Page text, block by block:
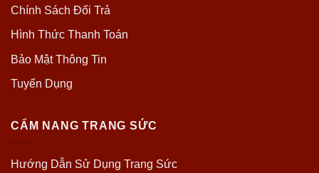
Chính Sách Đổi Trả
Hình Thức Thanh Toán
Bảo Mật Thông Tin
Tuyển Dụng
CẨM NANG TRANG SỨC
Hướng Dẫn Sử Dụng Trang Sức